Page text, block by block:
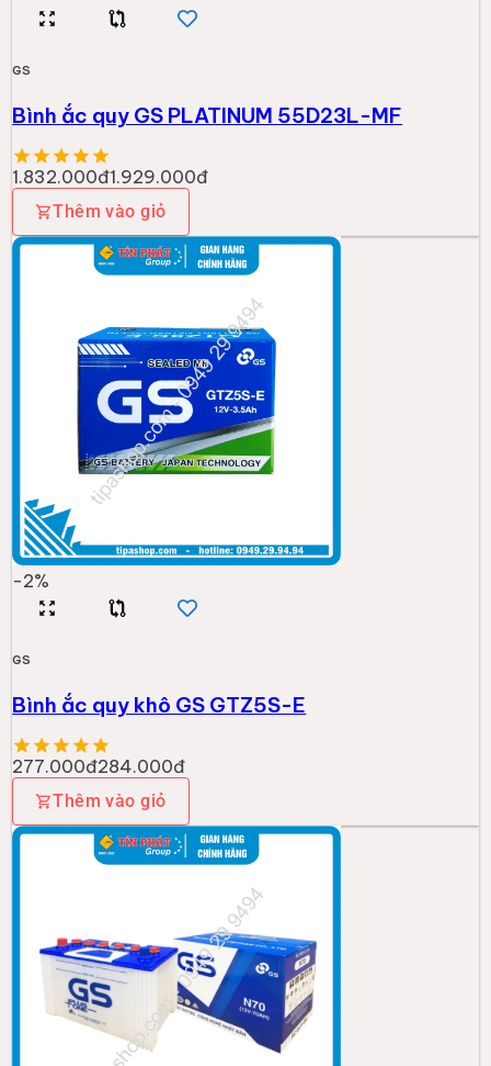
GS
Bình ắc quy GS PLATINUM 55D23L-MF
1.832.000đ1.929.000đ
Thêm vào giỏ
-2%
GS
Bình ắc quy khô GS GTZ5S-E
277.000đ284.000đ
Thêm vào giỏ